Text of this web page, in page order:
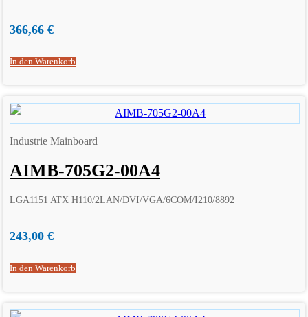
366,66 €
In den Warenkorb
Industrie Mainboard
AIMB-705G2-00A4
LGA1151 ATX H110/2LAN/DVI/VGA/6COM/I210/8892
243,00 €
In den Warenkorb